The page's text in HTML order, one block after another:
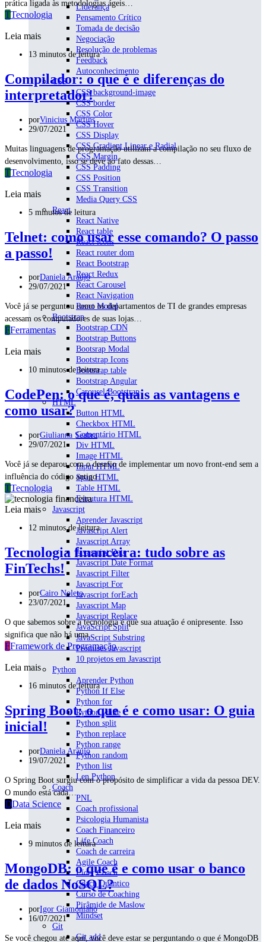
Liderança
Pensamento Crítico
Tomada de decisão
Negociação
Resolução de problemas
Feedback
Autoconhecimento
CSS
CSS background-image
CSS border
CSS Color
CSS Hover
CSS Display
CSS Gradient Linear e Radial
CSS Margin
CSS Padding
CSS Position
CSS Transition
Media Query CSS
React
React Native
React table
React icons
React router dom
React Bootstrap
React Redux
React Carousel
React Navigation
React Modal
Bootstrap
Bootstrap CDN
Bootstrap Buttons
Bootsrap Modal
Bootstrap Icons
Bootstrap table
Bootstrap Angular
Carousel Bootstrap
HTML
Button HTML
Checkbox HTML
Comentário HTML
Div HTML
Image HTML
Input HTML
Span HTML
Table HTML
Estrutura HTML
Javascript
Aprender Javascript
Javascript Alert
Javascript Array
Javascript Date
Javascript Date Format
Javascript Filter
Javascript For
Javascript forEach
Javascript Map
Javascript Replace
JavaScript Split
JavaScript Substring
Promises Javascript
10 projetos em Javascript
Python
Aprender Python
Python If Else
Python for
Python while
Python split
Python replace
Python range
Python random
Python list
Len Python
Coach
PNL
Coach profissional
Psicologia Humanista
Coach Financeiro
Life Coach
Coach de carreira
Agile Coach
Líder Coach
Coach Quântico
Curso de Coaching
Pirâmide de Maslow
Mindset
Git
Git add
prática ligada às metodologias ágeis…
TTecnologia
Leia mais
13 minutos de leitura
Compilador: o que é e diferenças do
interpretador!
porVinicius Martins
29/07/2021
Muitas linguagens de programação utilizam a compilação no seu fluxo de
desenvolvimento, isso se deve ao fato dessas…
TTecnologia
Leia mais
5 minutos de leitura
Telnet: como usar esse comando? O passo
a passo!
porDaniela Araújo
29/07/2021
Você já se perguntou como os departamentos de TI de grandes empresas
acessam os computadores de suas lojas…
FFerramentas
Leia mais
10 minutos de leitura
CodePen: o que é, quais as vantagens e
como usar?
porGiulianna Seabra
29/07/2021
Você já se deparou com o desafio de implementar um novo front-end sem a
influência do código antigo…
TTecnologia
Leia mais
12 minutos de leitura
Tecnologia financeira: tudo sobre as
FinTechs!
porCairo Noleto
23/07/2021
O que sabemos sobre a tecnologia é que sua atuação é onipresente. Isso
significa que não há uma…
FFramework de Programação
Leia mais
16 minutos de leitura
Spring Boot: o que é e como usar: O guia
inicial!
porDaniela Araújo
19/07/2021
O Spring Boot surgiu com o propósito de simplificar a vida da pessoa DEV.
O mundo está cada…
DData Science
Leia mais
9 minutos de leitura
MongoDB: o que é e como usar o banco
de dados NoSQL?
porIgor Giamoniano
16/07/2021
Se você chegou até aqui, você deve estar se perguntando o que é MongoDB